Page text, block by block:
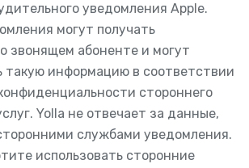
уведомления Apple.
могут получать
звонящем абоненте и могут
такую информацию в соответствии
стороннего
Yolla не отвечает за данные,
службами уведомления.
использовать сторонние